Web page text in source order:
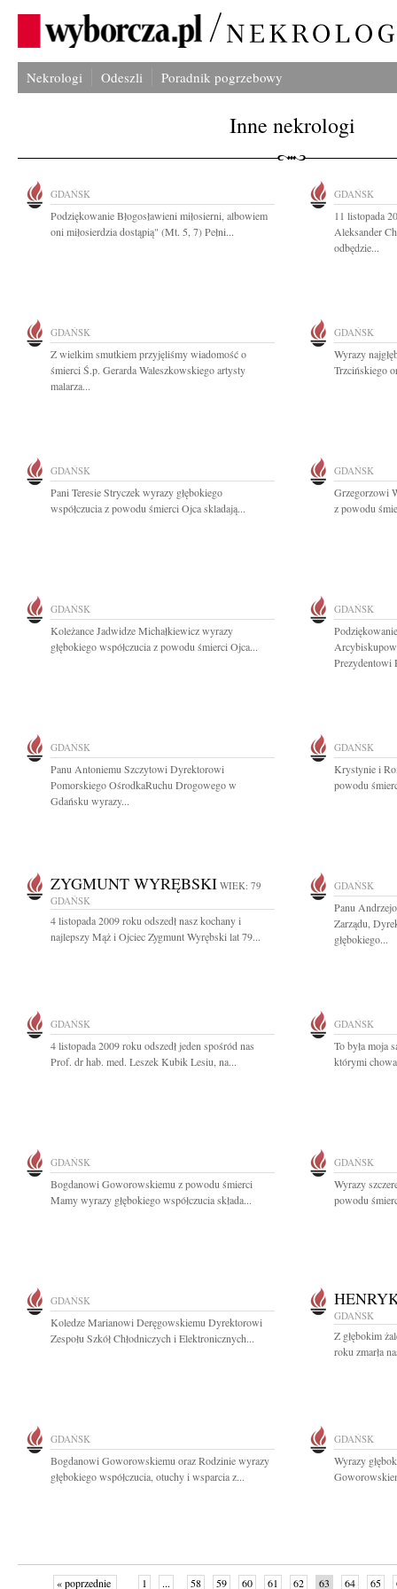
Nekrologi Odeszli Poradnik pogrzebowy
Inne nekrologi
GDAŃSK
Podziękowanie Błogosławieni miłosierni, albowiem
oni miłosierdzia dostąpią" (Mt. 5, 7) Pełni...
GDAŃSK
11 listopada
Aleksander
odbędzie...
GDAŃSK
Z wielkim smutkiem przyjęliśmy wiadomość o
śmierci Ś.p. Gerarda Waleszkowskiego artysty
malarza...
GDAŃSK
Wyrazy
Trzcińskiego
GDAŃSK
Pani Teresie Stryczek wyrazy głębokiego
współczucia z powodu śmierci Ojca skladają...
GDAŃSK
Grzegorzowi
z powodu
GDAŃSK
Koleżance Jadwidze Michałkiewicz wyrazy
głębokiego współczucia z powodu śmierci Ojca...
GDAŃSK
Prezydentowi
GDAŃSK
Panu Antoniemu Szczytowi Dyrektorowi
Pomorskiego OśrodkaRuchu Drogowego w
Gdańsku wyrazy...
GDAŃSK
Krystynie i
powodu
ZYGMUNT WYRĘBSKI WIEK: 79
GDAŃSK
4 listopada 2009 roku odszedł nasz kochany i
najlepszy Mąż i Ojciec Zygmunt Wyrębski lat 79...
GDAŃSK
Panu
Zarządu,
głębokiego...
GDAŃSK
4 listopada 2009 roku odszedł jeden spośród nas
Prof. dr hab. med. Leszek Kubik Lesiu, na...
GDAŃSK
To była moja
którymi
GDAŃSK
Bogdanowi Goworowskiemu z powodu śmierci
Mamy wyrazy głębokiego współczucia składa...
GDAŃSK
Wyrazy
powodu
GDAŃSK
Koledze Marianowi Deręgowskiemu Dyrektorowi
Zespołu Szkół Chłodniczych i Elektronicznych...
GDAŃSK
Z głębokim
roku zmarła
GDAŃSK
Bogdanowi Goworowskiemu oraz Rodzinie wyrazy
głębokiego współczucia, otuchy i wsparcia z...
GDAŃSK
Wyrazy
« poprzednie 1 ... 58 59 60 61 62 63 64 65